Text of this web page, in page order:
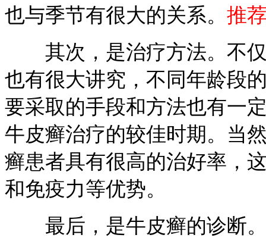
也与季节有很大的关系。 推
其次，是治疗方法。不仅
也有很大讲究，不同年龄段
要采取的手段和方法也有一
牛皮癣治疗的较佳时期。当
癣患者具有很高的治好率，
和免疫力等优势。
最后，是牛皮癣的诊断。